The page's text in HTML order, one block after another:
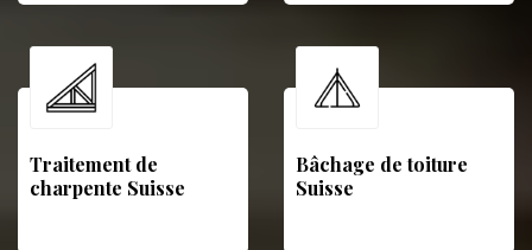
Traitement de
charpente Suisse
Bâchage de toiture
Suisse